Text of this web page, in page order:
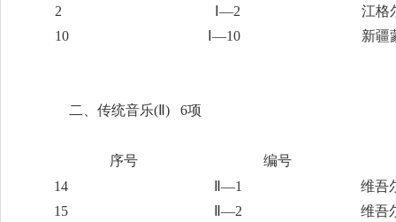
2
Ⅰ—2
江格
10
Ⅰ—10 新
二、传统音乐(Ⅱ) 6项
序号
编号
14
Ⅱ—1
维吾
15
Ⅱ—2
维吾